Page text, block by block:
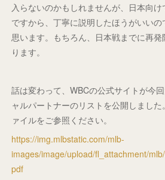
入らないのかもしれませんが、日本向
ですから、丁寧に説明したほうがいい
思います。もちろん、日本戦までに再
ります。
話は変わって、WBCの公式サイトが今
ャルパートナーのリストを公開しまし
ァイルをご参照ください。
https://img.mlbstatic.com/mlb-
images/image/upload/fl_attachment/
pdf